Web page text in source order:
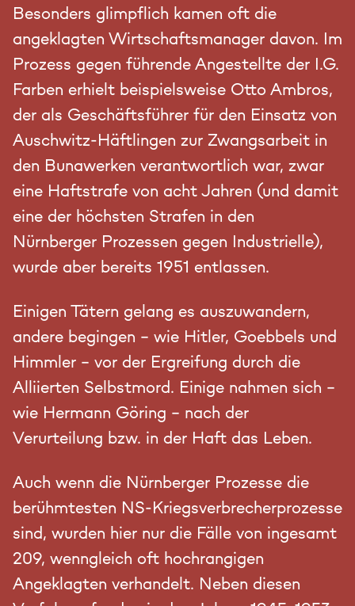
Besonders glimpflich kamen oft die
angeklagten Wirtschaftsmanager davon. Im
Prozess gegen führende Angestellte der I.G.
Farben erhielt beispielsweise Otto Ambros,
der als Geschäftsführer für den Einsatz von
Auschwitz-Häftlingen zur Zwangsarbeit in
den Bunawerken verantwortlich war, zwar
eine Haftstrafe von acht Jahren (und damit
eine der höchsten Strafen in den
Nürnberger Prozessen gegen Industrielle),
wurde aber bereits 1951 entlassen.
Einigen Tätern gelang es auszuwandern,
andere begingen – wie Hitler, Goebbels und
Himmler – vor der Ergreifung durch die
Alliierten Selbstmord. Einige nahmen sich –
wie Hermann Göring – nach der
Verurteilung bzw. in der Haft das Leben.
Auch wenn die Nürnberger Prozesse die
berühmtesten NS-Kriegsverbrecherprozesse
sind, wurden hier nur die Fälle von ingesamt
209, wenngleich oft hochrangigen
Angeklagten verhandelt. Neben diesen